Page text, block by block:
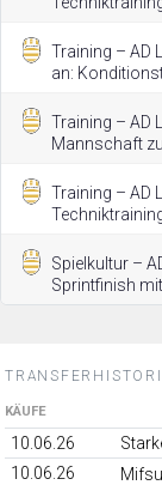
Training – AD
an:
Training – AD
Mannschaft
Training – AD
Spielkultur –
Sprintfinish
KÄUFE
10.06.26
10.06.26